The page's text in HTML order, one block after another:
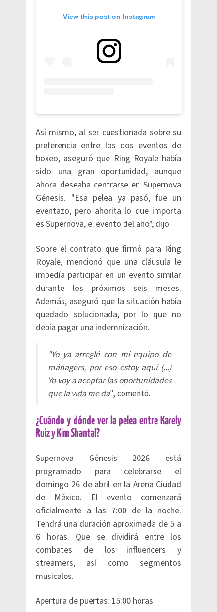
View this post on Instagram
Así mismo, al ser cuestionada sobre su
preferencia entre los dos eventos de
boxeo, aseguró que Ring Royale había
sido una gran oportunidad, aunque
ahora deseaba centrarse en Supernova
Génesis. "Esa pelea ya pasó, fue un
eventazo, pero ahorita lo que importa
es Supernova, el evento del año", dijo.
Sobre el contrato que firmó para Ring
Royale, mencionó que una cláusula le
impedía participar en un evento similar
durante los próximos seis meses.
Además, aseguró que la situación había
quedado solucionada, por lo que no
debía pagar una indemnización.
"Yo ya arreglé con mi equipo de
mánagers, por eso estoy aquí (...)
Yo voy a aceptar las oportunidades
que la vida me da", comentó.
¿Cuándo y dónde ver la pelea entre Karely
Ruiz y Kim Shantal?
Supernova Génesis 2026 está
programado para celebrarse el
domingo 26 de abril en la Arena Ciudad
de México. El evento comenzará
oficialmente a las 7:00 de la noche.
Tendrá una duración aproximada de 5 a
6 horas. Que se dividirá entre los
combates de los influencers y
streamers, así como segmentos
musicales.
Apertura de puertas: 15:00 horas